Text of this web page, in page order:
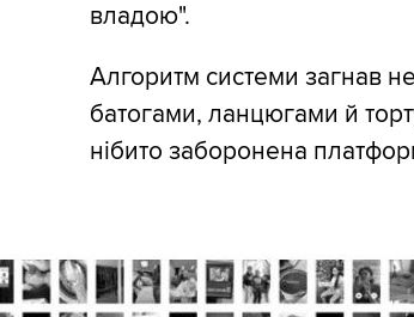
владою".
Алгоритм системи загнав
батогами, ланцюгами й
нібито заборонена